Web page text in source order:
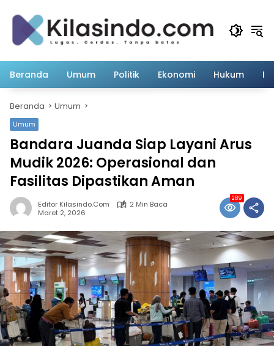
Beranda Umum Politik Ekonomi Hukum
Beranda Umum
Umum
Bandara Juanda Siap Layani Arus
Mudik 2026: Operasional dan
Fasilitas Dipastikan Aman
Editor Kilasindo.com
2 Min Baca
Maret 2, 2026
289